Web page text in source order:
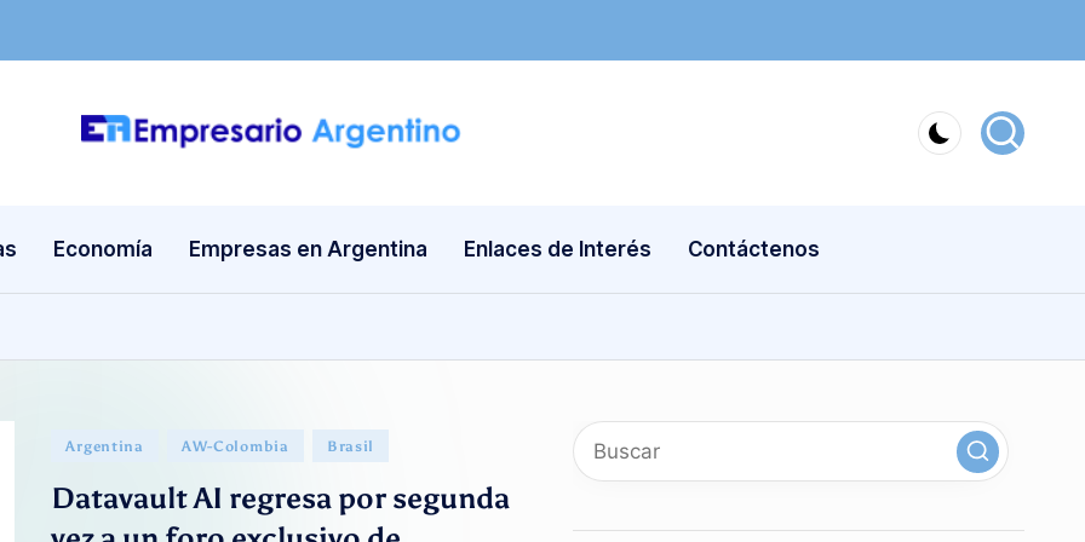
E
p
s
ri
o
Empresas
Economía Empresas en Argentina Enlaces de Interés Contáctenos
Publicado
Argentina AW-Colombia Brasil
Datavault AI regresa por segunda
youtube